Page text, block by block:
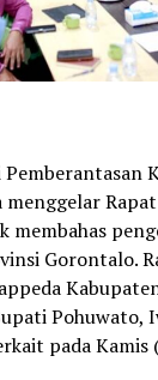
membahas
Gorontalo.
Pohuwato,
pada Kamis